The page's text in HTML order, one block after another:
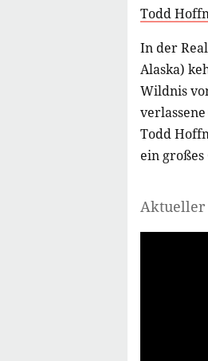
Todd
In der
Alaska)
Wildnis
Todd
ein
Aktueller